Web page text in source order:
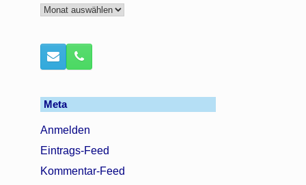
Archiv
Meta
Anmelden
Eintrags-Feed
Kommentar-Feed